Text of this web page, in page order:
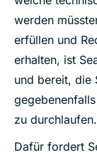
werden
erfüllen und
erhalten, ist
und bereit, die
zu durchlaufen.
Dafür fordert